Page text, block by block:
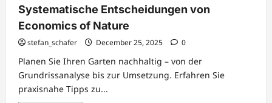
Systematische Entscheidungen von
Economics of Nature
stefan_schafer December 25, 2025 0
Planen Sie Ihren Garten nachhaltig – von der
Grundrissanalyse bis zur Umsetzung. Erfahren Sie
praxisnahe Tipps zu...